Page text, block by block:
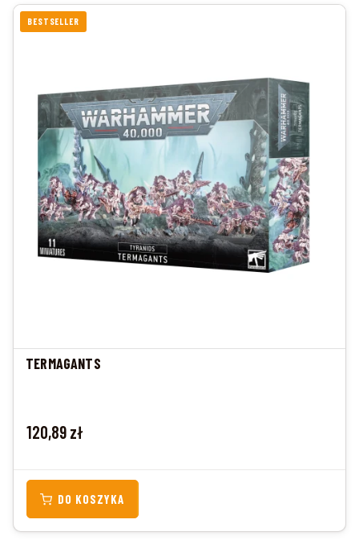
BESTSELLER
TERMAGANTS
Cena
120,89 zł
DO KOSZYKA